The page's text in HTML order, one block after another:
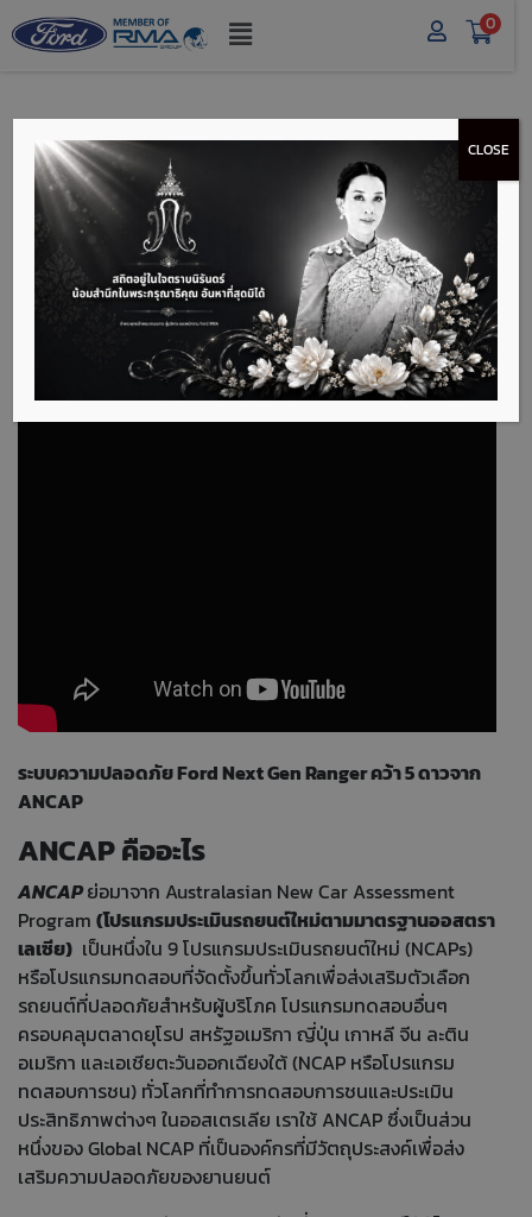
0
ระบบความปลอดภัย
FORD NEXT GEN
RANGER คว้า 5 ดาวจาก
ANCAP
ระบบความปลอดภัย Ford Next Gen Ranger คว้า 5 ดาวจาก
ANCAP
ANCAP คืออะไร
ANCAPย่อมาจาก Australasian New Car Assessment
Program (โปรแกรมประเมินรถยนต์ใหม่ตามมาตรฐานออสตรา
เลเซีย) เป็นหนึ่งใน 9 โปรแกรมประเมินรถยนต์ใหม่ (NCAPs)
หรือโปรแกรมทดสอบที่จัดตั้งขึ้นทั่วโลกเพื่อส่งเสริมตัวเลือก
รถยนต์ที่ปลอดภัยสำหรับผู้บริโภค โปรแกรมทดสอบอื่นๆ
ครอบคลุมตลาดยุโรป สหรัฐอเมริกา ญี่ปุ่น เกาหลี จีน ละติน
อเมริกา และเอเชียตะวันออกเฉียงใต้ (NCAP หรือโปรแกรม
ทดสอบการชน) ทั่วโลกที่ทำการทดสอบการชนและประเมิน
ประสิทธิภาพต่างๆ ในออสเตรเลีย เราใช้ ANCAP ซึ่งเป็นส่วน
หนึ่งของ Global NCAP ที่เป็นองค์กรที่มีวัตถุประสงค์เพื่อส่ง
เสริมความปลอดภัยของยานยนต์
CLOSE